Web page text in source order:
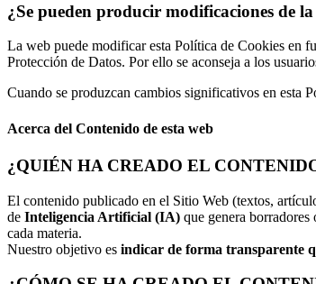
¿Se pueden producir modificaciones de
La web puede modificar esta Política de Cookies en
Protección de Datos. Por ello se aconseja a los
Cuando se produzcan cambios significativos en esta
Acerca del Contenido de esta web
¿QUIÉN HA CREADO EL
El contenido publicado en el Sitio Web (textos,
de Inteligencia Artificial (IA) que genera borradores
cada materia.
Nuestro objetivo es indicar de forma transparente